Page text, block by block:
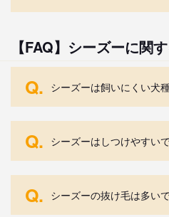
【FAQ】シーズーに関
Q. シーズーは飼いにくい犬
Q. シーズーはしつけやすい
Q. シーズーの抜け毛は多い